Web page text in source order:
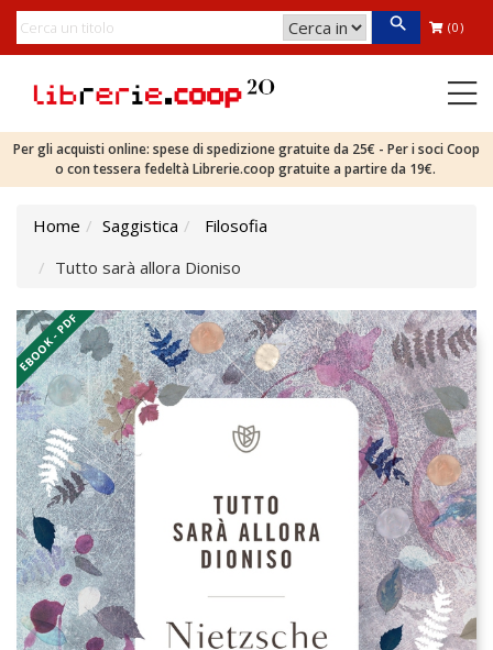
(0)
Per gli acquisti online: spese di spedizione gratuite da 25€ - Per i soci Coop
o con tessera fedeltà Librerie.coop gratuite a partire da 19€.
Home Saggistica
Filosofia
Tutto sarà allora Dioniso
EBOOK - PDF